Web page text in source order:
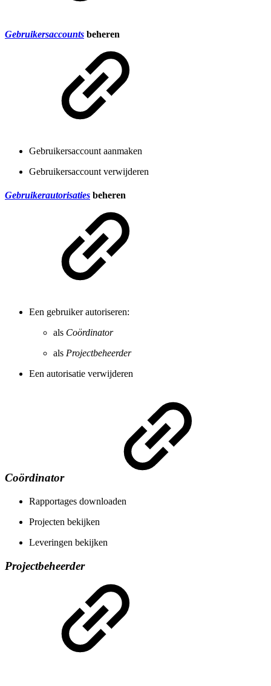
Gebruikersaccounts beheren
Gebruikersaccount aanmaken
Gebruikersaccount verwijderen
Gebruikerautorisaties beheren
Een gebruiker autoriseren:
als Coördinator
als Projectbeheerder
Een autorisatie verwijderen
Coördinator
Rapportages downloaden
Projecten bekijken
Leveringen bekijken
Projectbeheerder